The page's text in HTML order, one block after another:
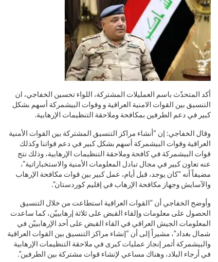
أكد المتحدّث باسم العمليلات المشتركة، اللواء تحسين الخفاجي، ان
التنسيق بين القوات الامنية العراقية و وقوات البيشمركة أسهم بشكل
كبير في دعم الطرفين بمكافحة وملاحقة التنظيمات الإرهابية.
وقال الخفاجي: إن “أنشاء مراكز التنسيق المشتركة بين القوات الأمنية
العراقية وقوات البيشمركة أسهم بشكل كبير في دعم قواتنا وكذلك
قوات البيشمركة في كافحة وملاحقة التنظيمات الإرهابية، وذلك نتج
عنه تعاون كبير في مجال تبادل المعلومات الأمنية والاستخباراتية”،
مضيفاً أنه “كان يوجد، قبل أيام، عمل كبير بين قوات مكافحة الإرهاب
والآسايش وجهاز مكافحة الإرهاب في إقليم كوردستان”.
وأوضح الخفاجي أن “القوات العراقية استطاعت من خلال التنسيق
الحصول على معلومات وإلقاء القبض على ثلاثة إرهابييّن، كما ساعدت
المعلومات الجيش العراقي في القاء القبض على أحد الإرهابييّن في
شمال بغداد”، مشيراً إلى أن “إنشاء مراكز التنسيق بين القوات العراقية
والبيشمركة أثمر إنجاز عمليات كبرى في ملاحقة التنظيمات الإرهابية
في أرجاء البلاد، وهناك مساعي لإنشاء قوات مشتركة بين الطرفين”.